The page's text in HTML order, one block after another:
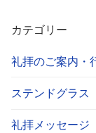
カテゴリー
礼拝のご案内・
ステンドグラス
礼拝メッセージ